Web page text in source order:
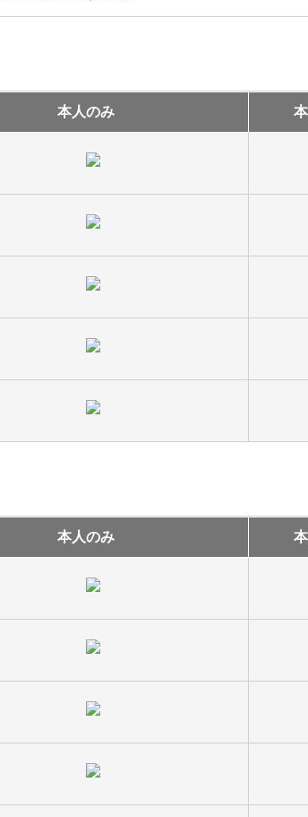
本人のみ
本人のみ